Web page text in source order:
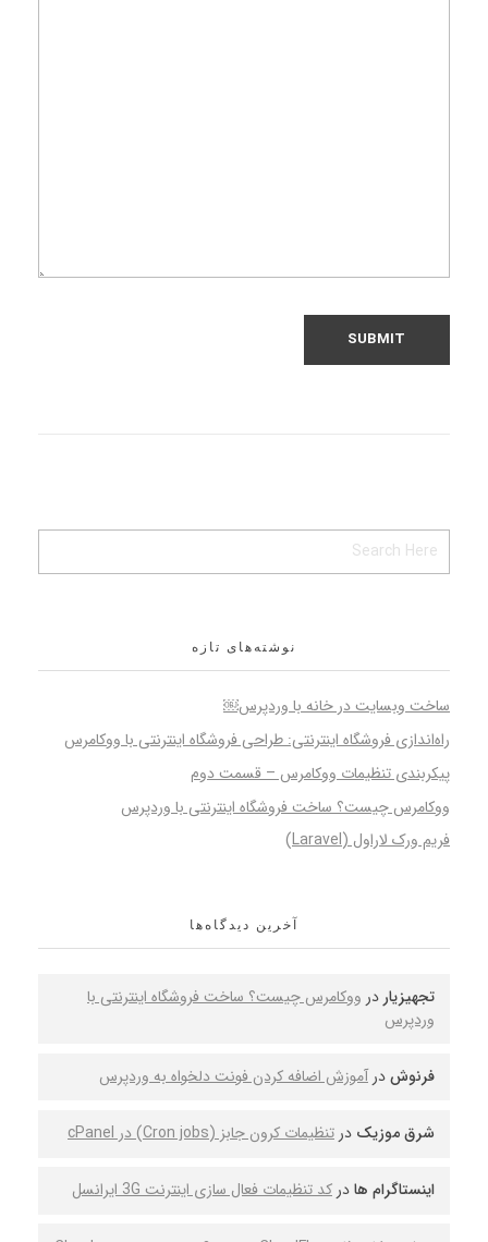
نوشته‌های تازه
ساخت وبسایت در خانه با وردپرس￼
راه‌اندازی فروشگاه اینترنتی: طراحی فروشگاه اینترنتی با ووکامرس
پیکربندی تنظیمات ووکامرس – قسمت دوم
ووکامرس چیست؟ ساخت فروشگاه اینترنتی با وردپرس
فریم ورک لاراول (Laravel)
آخرین دیدگاه‌ها
تجهیزیار در ووکامرس چیست؟ ساخت فروشگاه اینترنتی با
وردپرس
فرنوشدرآموزش اضافه کردن فونت دلخواه به وردپرس
شرق موزیک در تنظیمات کرون جابز (Cron jobs) در cPanel
اینستاگرام هادر کد تنظیمات فعال سازی اینترنت 3G ایرانسل